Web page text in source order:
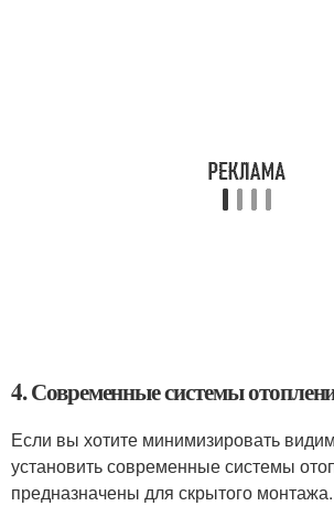
4. Современные системы
Если вы хотите минимизировать
установить современные системы
предназначены для скрытого монтажа.